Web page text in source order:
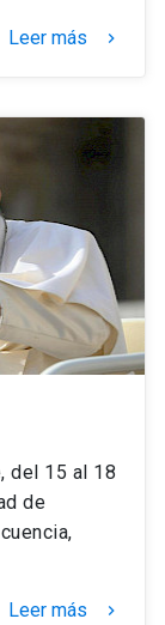
Leer más keyboard_arrow_right
del 15 al 18
de
Leer más keyboard_arrow_right